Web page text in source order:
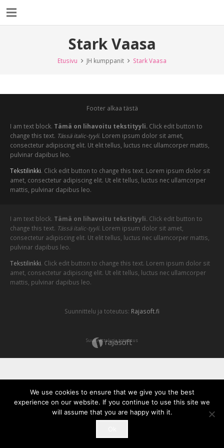
Stark Vaasa
Etusivu JH kumppanit Stark Vaasa
Footer alkaa tästä
I am text block. Tämä on lihavoitu tekstityyli.Click edit button to
change this text. Tässä italic-tyyli. Lorem ipsum dolor sit amet,
consectetur adipiscing elit. Ut elit tellus, luctus nec ullamcorper mattis,
pulvinar dapibus leo.
Tekstilinkki. Click edit button to change this text. Lorem ipsum dolor sit
amet, consectetur adipiscing elit. Ut elit tellus, luctus nec ullamcorper
mattis, pulvinar dapibus leo.
I am text block. Tämä on lihavoitu tekstityyli. Click edit button to
change this text. Tässä italic-tyyli. Lorem ipsum dolor sit amet,
consectetur adipiscing elit. Ut elit tellus, luctus nec ullamcorper mattis,
pulvinar dapibus leo.
Tekstilinkki. Click edit button to change this text. Lorem ipsum dolor sit
amet, consectetur adipiscing elit. Ut elit tellus, luctus nec ullamcorper
mattis, pulvinar dapibus leo.
Suunnittelu ja toteutus: Rajasoft.fi
Suunnittelu ja toteutus
We use cookies to ensure that we give you the best
experience on our website. If you continue to use this site we
will assume that you are happy with it.